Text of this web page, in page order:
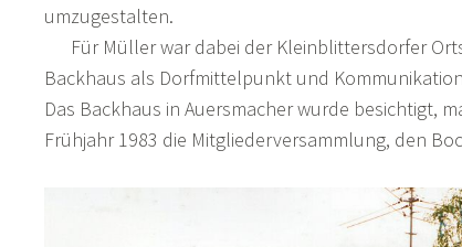
umzugestalten.
Für Müller war dabei der Kleinblittersdorfer
Backhaus als Dorfmittelpunkt und
Das Backhaus in Auersmacher wurde besichtigt,
Frühjahr 1983 die Mitgliederversammlung, den